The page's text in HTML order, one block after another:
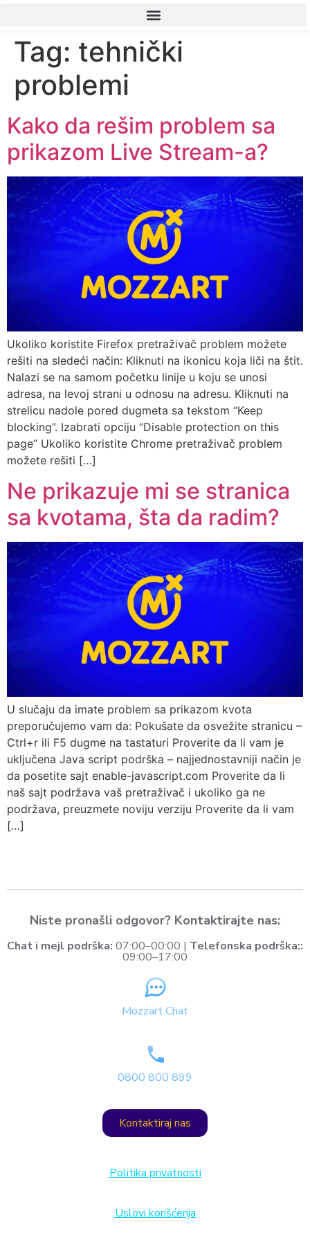
Tag: tehnički
problemi
Kako da rešim problem sa
prikazom Live Stream-a?
Ukoliko koristite Firefox pretraživač problem možete
rešiti na sledeći način: Kliknuti na ikonicu koja liči na štit.
Nalazi se na samom početku linije u koju se unosi
adresa, na levoj strani u odnosu na adresu. Kliknuti na
strelicu nadole pored dugmeta sa tekstom “Keep
blocking”. Izabrati opciju “Disable protection on this
page” Ukoliko koristite Chrome pretraživač problem
možete rešiti […]
Ne prikazuje mi se stranica
sa kvotama, šta da radim?
U slučaju da imate problem sa prikazom kvota
preporučujemo vam da: Pokušate da osvežite stranicu –
Ctrl+r ili F5 dugme na tastaturi Proverite da li vam je
uključena Java script podrška – najjednostavniji način je
da posetite sajt enable-javascript.com Proverite da li
naš sajt podržava vaš pretraživač i ukoliko ga ne
podržava, preuzmete noviju verziju Proverite da li vam
[…]
Niste pronašli odgovor? Kontaktirajte nas:
Chat i mejl podrška: 07:00–00:00 | Telefonska podrška::
09:00–17:00
Mozzart Chat
0800 800 899
Kontaktiraj nas
Politika privatnosti
Uslovi korišćenja